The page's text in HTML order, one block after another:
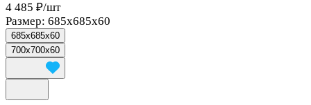
4 485 ₽/шт
Размер: 685x685x60
685x685x60
700x700x60